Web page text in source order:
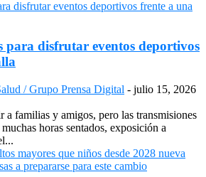
para disfrutar eventos deportivos
/ Grupo Prensa Digital - julio 15, 2026
a familias y amigos, pero las transmisiones
horas sentados, exposición a